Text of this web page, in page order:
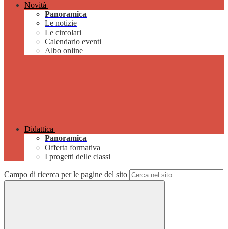
Novità
Panoramica
Le notizie
Le circolari
Calendario eventi
Albo online
Didattica
Panoramica
Offerta formativa
I progetti delle classi
Campo di ricerca per le pagine del sito